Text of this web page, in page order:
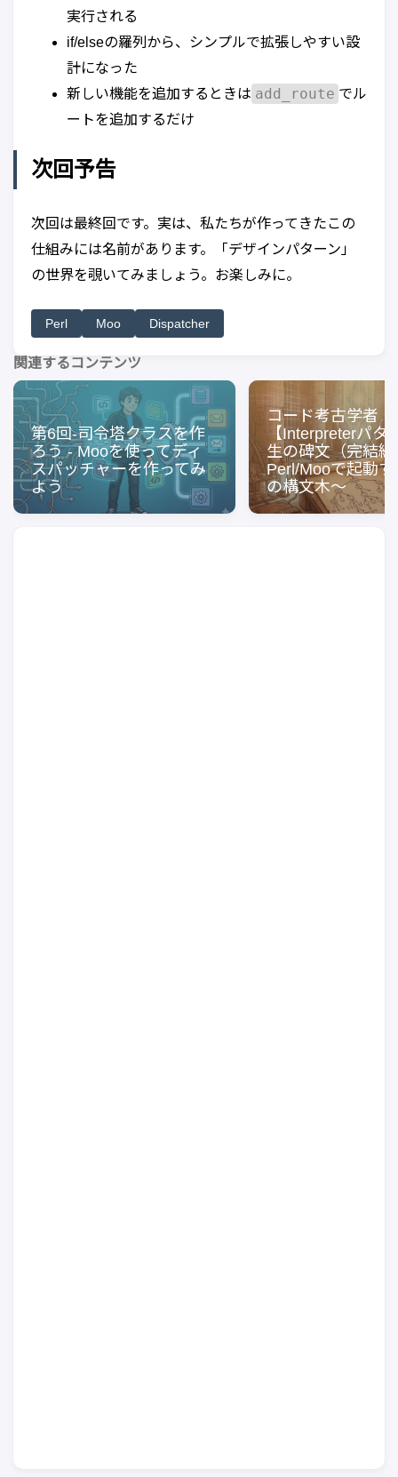
実行される
if/elseの羅列から、シンプルで拡張しやすい設
計になった
新しい機能を追加するときは add_route でル
ートを追加するだけ
次回予告
次回は最終回です。実は、私たちが作ってきたこの
仕組みには名前があります。「デザインパターン」
の世界を覗いてみましょう。お楽しみに。
Perl Moo Dispatcher
関連するコンテンツ
第6回-司令塔クラスを作
ろう - Mooを使ってディ
スパッチャーを作ってみ
よう
コード考古学者
【Interpreterパタ
生の碑文（完結
Perl/Mooで起動
の構文木〜